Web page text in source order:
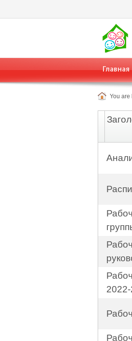
Главная
You are